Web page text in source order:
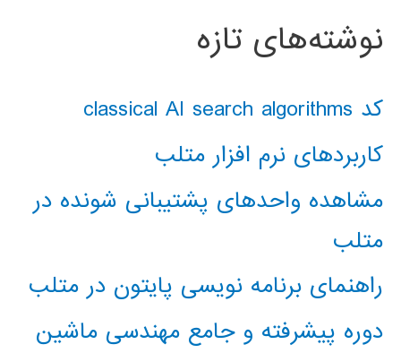
نوشته‌های تازه
کد classical AI search algorithms
کاربردهای نرم افزار متلب
مشاهده واحدهای پشتیبانی شونده در
متلب
راهنمای برنامه نویسی پایتون در متلب
دوره پیشرفته و جامع مهندسی ماشین